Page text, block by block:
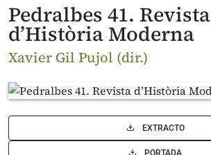
Pedralbes 41. Revista
d’Història Moderna
Xavier Gil Pujol (dir.)
EXTRACTO
PORTADA